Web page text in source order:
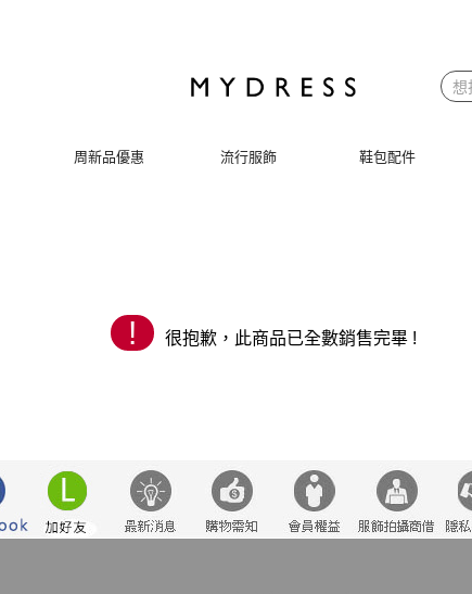
周新品優惠 流行服飾 鞋包配件
! 很抱歉，此商品已全數銷售完畢 !